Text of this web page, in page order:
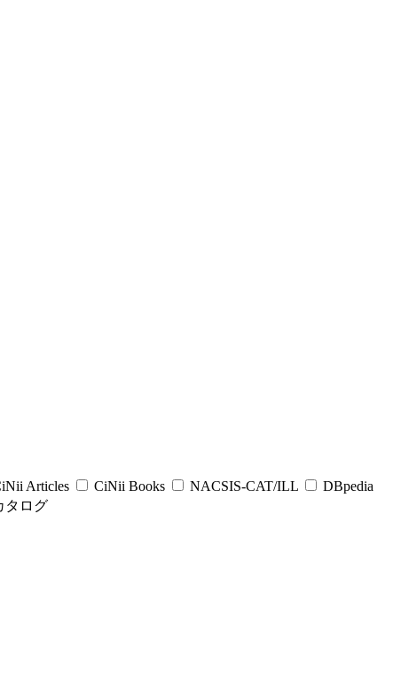
Articles CiNii Books NACSIS-CAT/ILL
DBpedia
タログ